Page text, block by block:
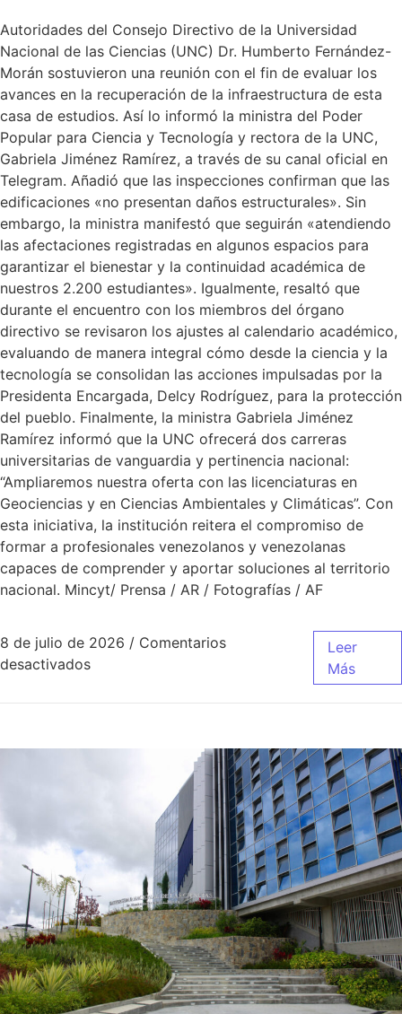
Autoridades del Consejo Directivo de la Universidad
Nacional de las Ciencias (UNC) Dr. Humberto Fernández-
Morán sostuvieron una reunión con el fin de evaluar los
avances en la recuperación de la infraestructura de esta
casa de estudios. Así lo informó la ministra del Poder
Popular para Ciencia y Tecnología y rectora de la UNC,
Gabriela Jiménez Ramírez, a través de su canal oficial en
Telegram. Añadió que las inspecciones confirman que las
edificaciones «no presentan daños estructurales». Sin
embargo, la ministra manifestó que seguirán «atendiendo
las afectaciones registradas en algunos espacios para
garantizar el bienestar y la continuidad académica de
nuestros 2.200 estudiantes». Igualmente, resaltó que
durante el encuentro con los miembros del órgano
directivo se revisaron los ajustes al calendario académico,
evaluando de manera integral cómo desde la ciencia y la
tecnología se consolidan las acciones impulsadas por la
Presidenta Encargada, Delcy Rodríguez, para la protección
del pueblo. Finalmente, la ministra Gabriela Jiménez
Ramírez informó que la UNC ofrecerá dos carreras
universitarias de vanguardia y pertinencia nacional:
“Ampliaremos nuestra oferta con las licenciaturas en
Geociencias y en Ciencias Ambientales y Climáticas”. Con
esta iniciativa, la institución reitera el compromiso de
formar a profesionales venezolanos y venezolanas
capaces de comprender y aportar soluciones al territorio
nacional. Mincyt/ Prensa / AR / Fotografías / AF
8 de julio de 2026 / Comentarios
desactivados
Leer
Más